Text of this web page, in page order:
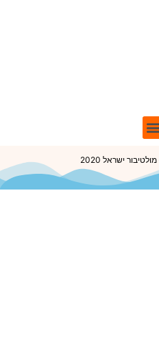
ישראל 2020